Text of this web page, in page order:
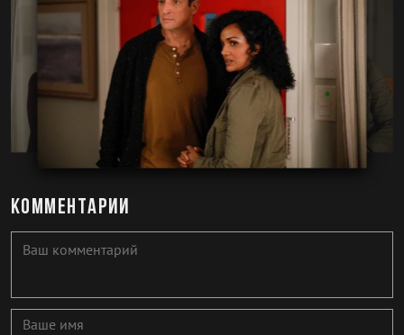
Комментарии